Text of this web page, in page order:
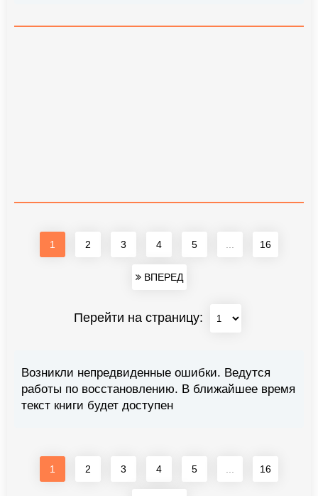
1 2 3 4 5 16
ВПЕРЕД
Перейти на страницу:
Возникли непредвиденные ошибки. Ведутся
работы по восстановлению. В ближайшее время
текст книги будет доступен
1 2 3 4 5 16